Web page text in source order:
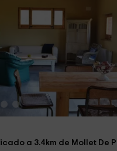
a 3.4km de Mollet De